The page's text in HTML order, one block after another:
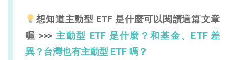
想知道主動型 ETF 是什麼可以閱讀這篇文章
喔 >>> 主動型 ETF 是什麼？和基金、ETF 差
異？台灣也有主動型 ETF 嗎？